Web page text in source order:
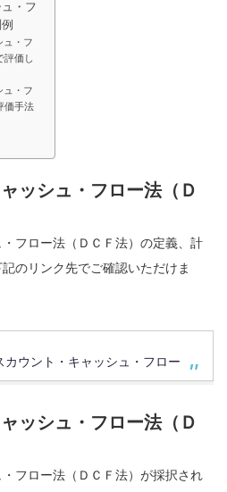
・フ
ュ・フ
評価し
ュ・フ
価手法
ッシュ・フロー法（Ｄ
フロー法（ＤＣＦ法）の定義、計
のリンク先でご確認いただけま
ウント・キャッシュ・フロー
ッシュ・フロー法（Ｄ
フロー法（ＤＣＦ法）が採択され